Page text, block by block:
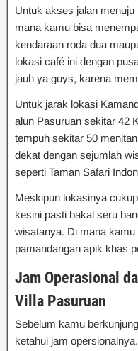
Untuk akses jalan
mana kamu bisa
kendaraan roda dua
lokasi café ini dengan
jauh ya guys, karena
Untuk jarak lokasi
alun Pasuruan sekitar 42
tempuh sekitar 50
dekat dengan sejumlah
seperti Taman Safari
Meskipun lokasinya
kesini pasti bakal seru
wisatanya. Di mana
pamandangan apik khas
Jam Operasional
Villa Pasuruan
Sebelum kamu
ketahui jam